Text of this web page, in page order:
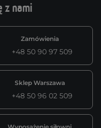
z nami
Zamówienia
+48 50 90 97 509
Sklep Warszawa
+48 50 96 02 509